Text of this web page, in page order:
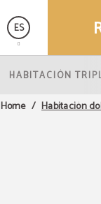
ES
English
Deutsch
HABITACIÓN
Home Habitación